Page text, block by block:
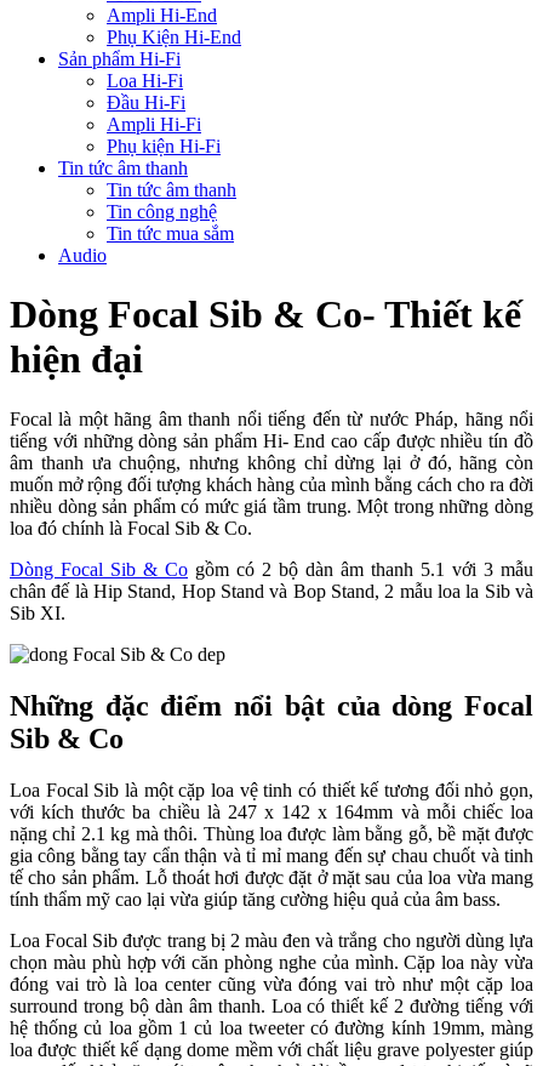
Ampli Hi-End
Phụ Kiện Hi-End
Sản phẩm Hi-Fi
Loa Hi-Fi
Đầu Hi-Fi
Ampli Hi-Fi
Phụ kiện Hi-Fi
Tin tức âm thanh
Tin tức âm thanh
Tin công nghệ
Tin tức mua sắm
Audio
Dòng Focal Sib & Co- Thiết kế
hiện đại
Focal là một hãng âm thanh nổi tiếng đến từ nước Pháp, hãng nổi
tiếng với những dòng sản phẩm Hi- End cao cấp được nhiều tín đồ
âm thanh ưa chuộng, nhưng không chỉ dừng lại ở đó, hãng còn
muốn mở rộng đối tượng khách hàng của mình bằng cách cho ra đời
nhiều dòng sản phẩm có mức giá tầm trung. Một trong những dòng
loa đó chính là Focal Sib & Co.
Dòng Focal Sib & Co gồm có 2 bộ dàn âm thanh 5.1 với 3 mẫu
chân đế là Hip Stand, Hop Stand và Bop Stand, 2 mẫu loa la Sib và
Sib XI.
Những đặc điểm nổi bật của dòng Focal
Sib & Co
Loa Focal Sib là một cặp loa vệ tinh có thiết kế tương đối nhỏ gọn,
với kích thước ba chiều là 247 x 142 x 164mm và mỗi chiếc loa
nặng chỉ 2.1 kg mà thôi. Thùng loa được làm bằng gỗ, bề mặt được
gia công bằng tay cẩn thận và tỉ mỉ mang đến sự chau chuốt và tinh
tế cho sản phẩm. Lỗ thoát hơi được đặt ở mặt sau của loa vừa mang
tính thẩm mỹ cao lại vừa giúp tăng cường hiệu quả của âm bass.
Loa Focal Sib được trang bị 2 màu đen và trắng cho người dùng lựa
chọn màu phù hợp với căn phòng nghe của mình. Cặp loa này vừa
đóng vai trò là loa center cũng vừa đóng vai trò như một cặp loa
surround trong bộ dàn âm thanh. Loa có thiết kế 2 đường tiếng với
hệ thống củ loa gồm 1 củ loa tweeter có đường kính 19mm, màng
loa được thiết kế dạng dome mềm với chất liệu grave polyester giúp